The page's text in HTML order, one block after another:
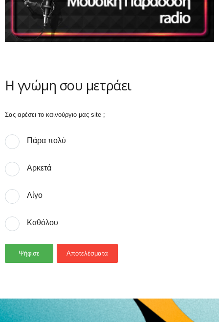
Η γνώμη σου μετράει
Σας αρέσει το καινούργιο μας site ;
Πάρα πολύ
Αρκετά
Λίγο
Καθόλου
Ψήφισε Αποτελέσματα
- Advertisement -